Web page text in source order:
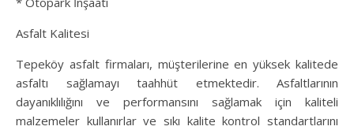
Asfalt Kalitesi
Tepeköy asfalt firmaları, müşterilerine en yüksek kalitede
asfaltı sağlamayı taahhüt etmektedir. Asfaltlarının
dayanıklılığını ve performansını sağlamak için kaliteli
malzemeler kullanırlar ve sıkı kalite kontrol standartlarını